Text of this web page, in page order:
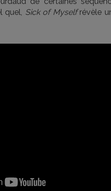
quel, Sick of Myselfrévèle